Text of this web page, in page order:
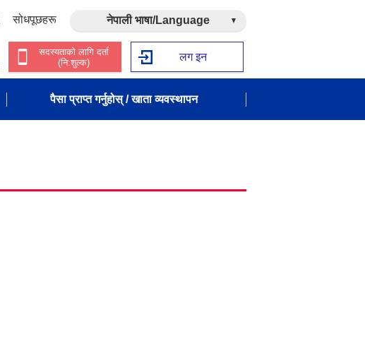
सोधपूछहरू नेपाली भाषा/Language
सदस्यताको लागि दर्ता
(नि:शुल्क)
लग इन
पैसा प्राप्त गर्नुहोस् / खाता व्यवस्थापन